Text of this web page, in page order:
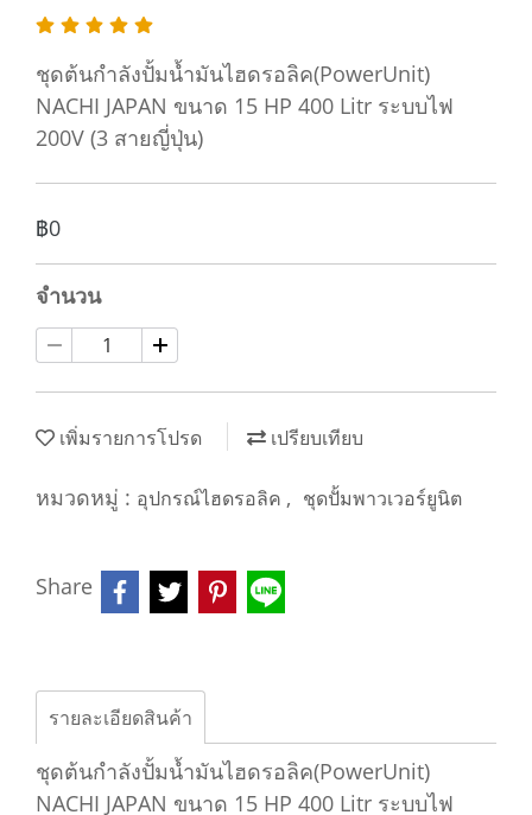
ชุดต้นกำลังปั้มน้ำมันไฮดรอลิค(PowerUnit)
NACHI JAPAN ขนาด 15 HP 400 Litr ระบบไฟ
200V (3 สายญี่ปุ่น)
฿0
จำนวน
เพิ่มรายการโปรด เปรียบเทียบ
หมวดหมู่ : อุปกรณ์ไฮดรอลิค , ชุดปั้มพาวเวอร์ยูนิต
Share
รายละเอียดสินค้า
ชุดต้นกำลังปั้มน้ำมันไฮดรอลิค(PowerUnit)
NACHI JAPAN ขนาด 15 HP 400 Litr ระบบไฟ